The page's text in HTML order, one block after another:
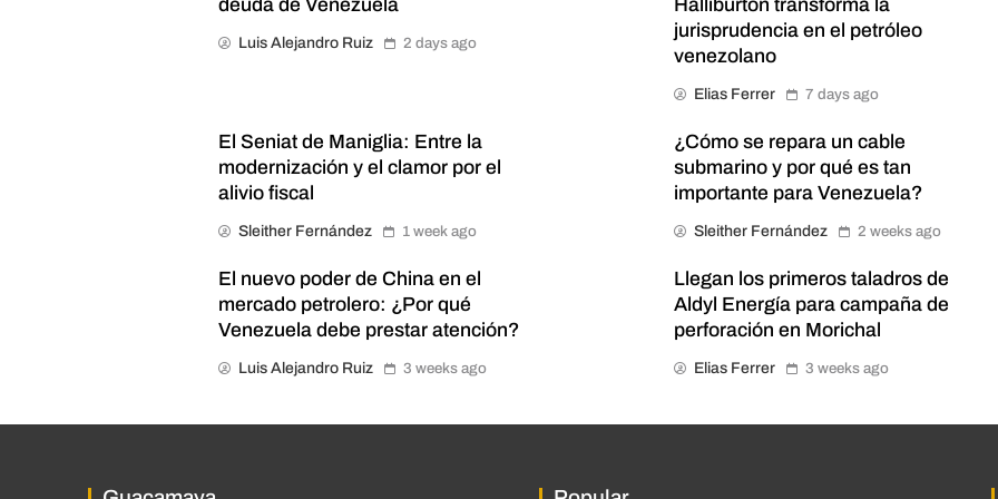
deuda de Venezuela
Luis Alejandro Ruiz 2 days ago
Halliburton transforma la
jurisprudencia en el petróleo
venezolano
Elias Ferrer 7 days ago
El Seniat de Maniglia: Entre la
modernización y el clamor por el
alivio fiscal
Sleither Fernández 1 week ago
¿Cómo se repara un cable
submarino y por qué es tan
importante para Venezuela?
Sleither Fernández 2 weeks ago
El nuevo poder de China en el
mercado petrolero: ¿Por qué
Venezuela debe prestar atención?
Luis Alejandro Ruiz 3 weeks ago
Llegan los primeros taladros de
Aldyl Energía para campaña de
perforación en Morichal
Elias Ferrer 3 weeks ago